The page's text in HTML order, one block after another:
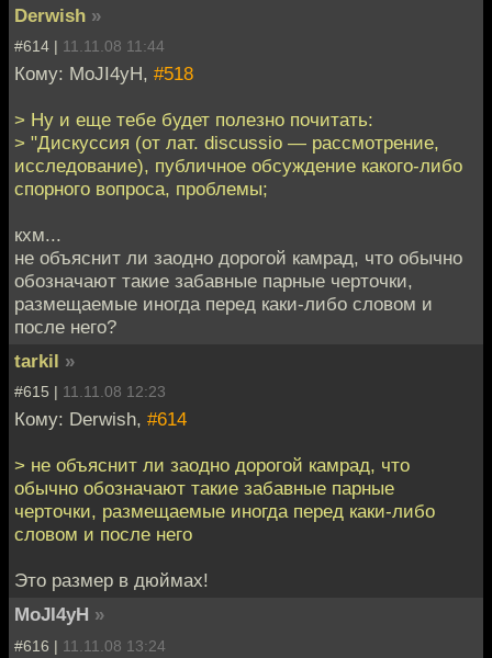
Derwish »
#614 | 11.11.08 11:44
Кому: MoJI4yH, #518
> Ну и еще тебе будет полезно почитать:
> "Дискуссия (от лат. discussio — рассмотрение,
исследование), публичное обсуждение какого-либо
спорного вопроса, проблемы;
кхм...
не объяснит ли заодно дорогой камрад, что обычно
обозначают такие забавные парные черточки,
размещаемые иногда перед каки-либо словом и
после него?
tarkil »
#615 | 11.11.08 12:23
Кому: Derwish, #614
> не объяснит ли заодно дорогой камрад, что
обычно обозначают такие забавные парные
черточки, размещаемые иногда перед каки-либо
словом и после него
Это размер в дюймах!
MoJI4yH »
#616 | 11.11.08 13:24